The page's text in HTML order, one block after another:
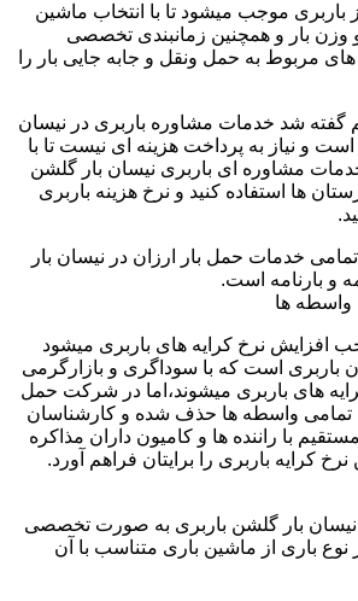
باربری موجب میشود تا با انتخاب ماشین
وزن بار و همچنین زمانبندی تخصصی
های مربوط به حمل ونقل و جابه جایی بار را
گفته شد خدمات مشاوره باربری در نیسان
است و نیاز به پرداخت هزینه ای نیست تا با
مشاوره ای باربری نیسان بار گلشن
ها استفاده کنید و نرخ هزینه باربری
خدمات حمل بار ارزان در نیسان بار
و بارنامه است.
واسطه ها
افزایش نرخ کرایه های باربری میشود
باربری است که با سوداگری و بازارگرمی
های باربری میشوند،اما در شرکت حمل
تمامی واسطه ها حذف شده و کارشناسان
با راننده ها و کامیون داران مذاکره
نرخ کرایه باربری را برایتان فراهم آورد.
بار گلشن باربری به صورت تخصصی
نوع باری از ماشین باری متناسب با آن